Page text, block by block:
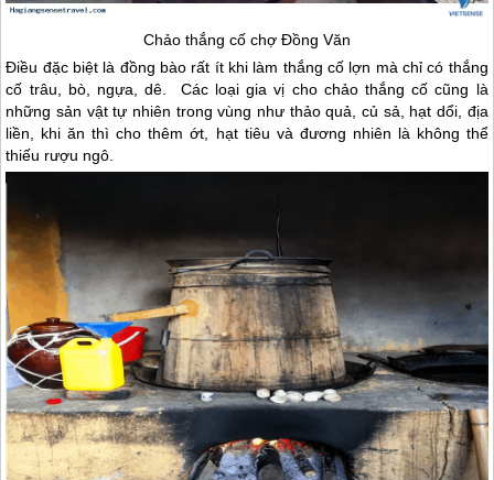
Chảo thắng cố chợ Đồng Văn
Điều đặc biệt là đồng bào rất ít khi làm thắng cố lợn mà chỉ có thắng
cố trâu, bò, ngựa, dê. Các loại gia vị cho chảo thắng cố cũng là
những sản vật tự nhiên trong vùng như thảo quả, củ sả, hạt dổi, địa
liền, khi ăn thì cho thêm ớt, hạt tiêu và đương nhiên là không thể
thiếu rượu ngô.